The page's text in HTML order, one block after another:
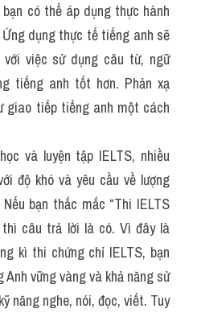
có thể áp dụng thực hành
dụng thực tế tiếng anh sẽ
với việc sử dụng câu từ, ngữ
tiếng anh tốt hơn. Phản xạ
giao tiếp tiếng anh một cách
và luyện tập IELTS, nhiều
độ khó và yêu cầu về lượng
bạn thắc mắc “Thi IELTS
thì câu trả lời là có. Vì đây là
kì thi chứng chỉ IELTS, bạn
vững vàng và khả năng sử
năng nghe, nói, đọc, viết. Tuy